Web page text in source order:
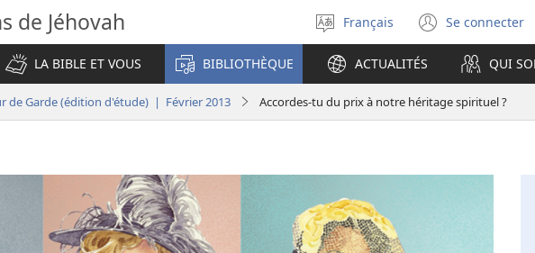
de Jéhovah
Sélectionner
la
langue
Français Se connecter
(ouvre
une
nouvelle
fenêtre)
LA BIBLE ET VOUS BIBLIOTHÈQUE ACTUALITÉS QUI
de Garde (édition d'étude) | Février 2013 Accordes-​tu du prix à notre héritage spirituel ?